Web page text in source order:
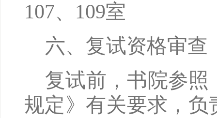
107、 109室
六、复试资格审查
复试前，书院参照
规定》有关要求，